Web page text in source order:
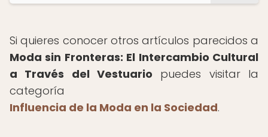
Si quieres conocer otros artículos parecidos a
Moda sin Fronteras: El Intercambio Cultural
a Través del Vestuario puedes visitar la
categoría
Influencia de la Moda en la Sociedad.